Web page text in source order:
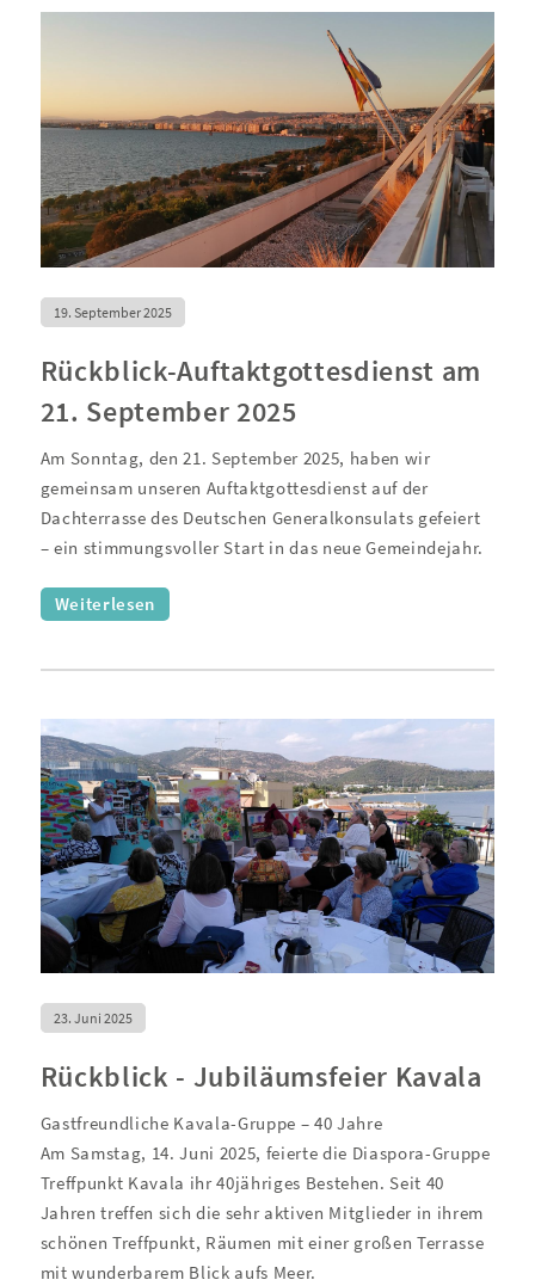
19. September 2025
Rückblick-Auftaktgottesdienst am
21. September 2025
Am Sonntag, den 21. September 2025, haben wir
gemeinsam unseren Auftaktgottesdienst auf der
Dachterrasse des Deutschen Generalkonsulats gefeiert
– ein stimmungsvoller Start in das neue Gemeindejahr.
Weiterlesen
23. Juni 2025
Rückblick - Jubiläumsfeier Kavala
Gastfreundliche Kavala-Gruppe – 40 Jahre
Am Samstag, 14. Juni 2025, feierte die Diaspora-Gruppe
Treffpunkt Kavala ihr 40jähriges Bestehen. Seit 40
Jahren treffen sich die sehr aktiven Mitglieder in ihrem
schönen Treffpunkt, Räumen mit einer großen Terrasse
mit wunderbarem Blick aufs Meer.